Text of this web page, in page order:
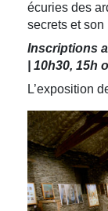
écuries des
secrets et
Inscriptions
| 10h30, 15h
L’exposition